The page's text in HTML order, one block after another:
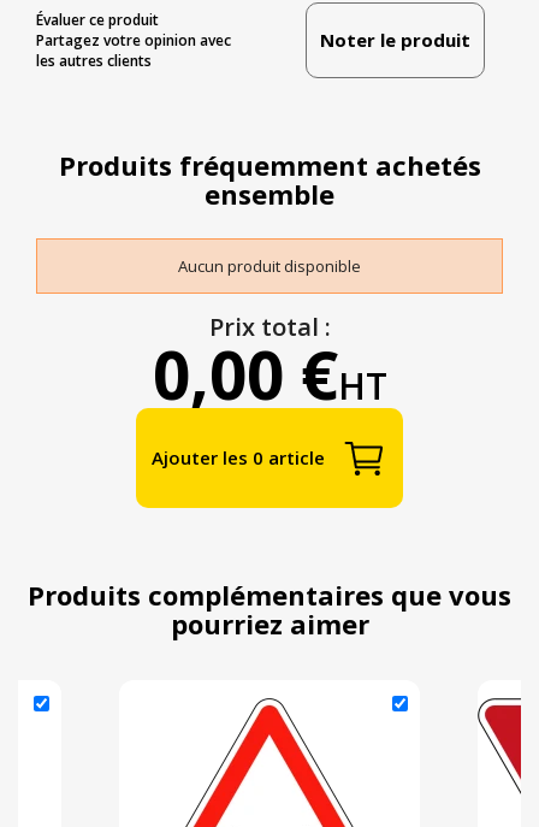
Évaluer ce produit
Partagez votre opinion avec
les autres clients
Noter le produit
Produits fréquemment achetés
ensemble
Aucun produit disponible
Prix total :
0,00 €HT
Ajouter les 0 article
Produits complémentaires que vous
pourriez aimer